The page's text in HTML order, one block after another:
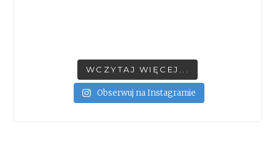
WCZYTAJ WIĘCEJ...
Obserwuj na Instagramie